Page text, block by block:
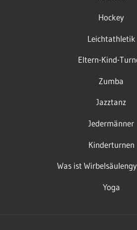
Hockey
Leichtathletik
Eltern-Kind-
Zumba
Jazztanz
Jedermänner
Kinderturnen
Was ist
Yoga